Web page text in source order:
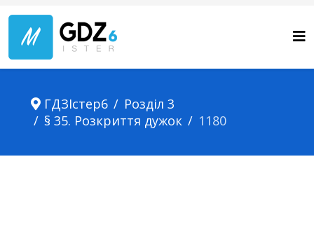
ГДЗІстер6
Розділ 3
§ 35. Розкриття дужок
1180